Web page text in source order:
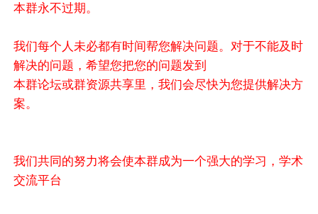
本群永不过期。
我们每个人未必都有时间帮您解决问题。对于不能及时
解决的问题，希望您把您的问题发到
本群论坛或群资源共享里，我们会尽快为您提供解决方
案。
我们共同的努力将会使本群成为一个强大的学习，学术
交流平台